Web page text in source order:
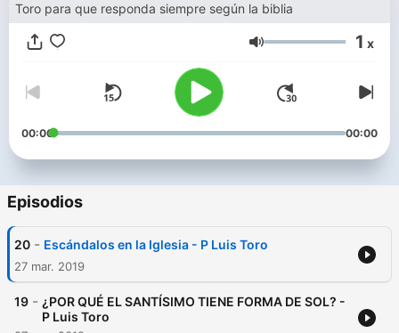
Toro para que responda siempre según la biblia
Volumen 1 x
00:00 00:00
Episodios
20 - Escándalos en la Iglesia - P Luis Toro
27 mar. 2019
19 - ¿POR QUÉ EL SANTÍSIMO TIENE FORMA DE SOL? -
P Luis Toro